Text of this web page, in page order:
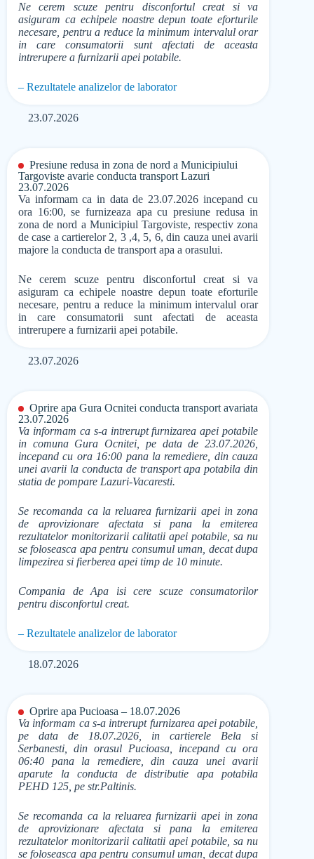
Ne cerem scuze pentru disconfortul creat si va
asiguram ca echipele noastre depun toate eforturile
necesare, pentru a reduce la minimum intervalul orar
in care consumatorii sunt afectati de aceasta
intrerupere a furnizarii apei potabile.
– Rezultatele analizelor de laborator
23.07.2026
Presiune redusa in zona de nord a Municipiului
Targoviste avarie conducta transport Lazuri
23.07.2026
Va informam ca in data de 23.07.2026 incepand cu
ora 16:00, se furnizeaza apa cu presiune redusa in
zona de nord a Municipiul Targoviste, respectiv zona
de case a cartierelor 2, 3 ,4, 5, 6, din cauza unei avarii
majore la conducta de transport apa a orasului.
Ne cerem scuze pentru disconfortul creat si va
asiguram ca echipele noastre depun toate eforturile
necesare, pentru a reduce la minimum intervalul orar
in care consumatorii sunt afectati de aceasta
intrerupere a furnizarii apei potabile.
23.07.2026
Oprire apa Gura Ocnitei conducta transport avariata
23.07.2026
Va informam ca s-a intrerupt furnizarea apei potabile
in comuna Gura Ocnitei, pe data de 23.07.2026,
incepand cu ora 16:00 pana la remediere, din cauza
unei avarii la conducta de transport apa potabila din
statia de pompare Lazuri-Vacaresti.
Se recomanda ca la reluarea furnizarii apei in zona
de aprovizionare afectata si pana la emiterea
rezultatelor monitorizarii calitatii apei potabile, sa nu
se foloseasca apa pentru consumul uman, decat dupa
limpezirea si fierberea apei timp de 10 minute.
Compania de Apa isi cere scuze consumatorilor
pentru disconfortul creat.
– Rezultatele analizelor de laborator
18.07.2026
Oprire apa Pucioasa – 18.07.2026
Va informam ca s-a intrerupt furnizarea apei potabile,
pe data de 18.07.2026, in cartierele Bela si
Serbanesti, din orasul Pucioasa, incepand cu ora
06:40 pana la remediere, din cauza unei avarii
aparute la conducta de distributie apa potabila
PEHD 125, pe str.Paltinis.
Se recomanda ca la reluarea furnizarii apei in zona
de aprovizionare afectata si pana la emiterea
rezultatelor monitorizarii calitatii apei potabile, sa nu
se foloseasca apa pentru consumul uman, decat dupa